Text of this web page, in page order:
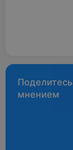
Поделитесь
мнением